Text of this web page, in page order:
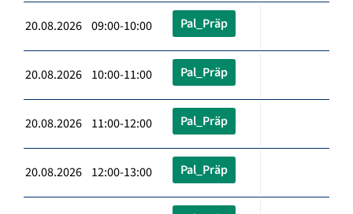
20.08.2026 09:00-10:00 Pal_Präp
20.08.2026 10:00-11:00 Pal_Präp
20.08.2026 11:00-12:00 Pal_Präp
20.08.2026 12:00-13:00 Pal_Präp